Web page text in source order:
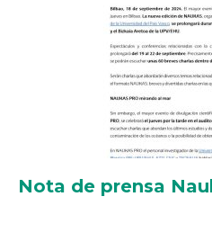
Nota de prensa